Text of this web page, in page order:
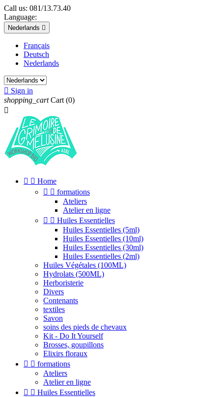
Call us: 081/13.73.40
Language:
Nederlands 
Français
Deutsch
Nederlands
 Sign in
shopping_cart Cart (0)

  Home
  formations
Ateliers
Atelier en ligne
  Huiles Essentielles
Huiles Essentielles (5ml)
Huiles Essentielles (10ml)
Huiles Essentielles (30ml)
Huiles Essentielles (2ml)
Huiles Végétales (100ML)
Hydrolats (500ML)
Herboristerie
Divers
Contenants
textiles
Savon
soins des pieds de chevaux
Kit - Do It Yourself
Brosses, goupillons
Elixirs floraux
  formations
Ateliers
Atelier en ligne
  Huiles Essentielles